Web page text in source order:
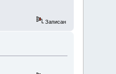
Записан